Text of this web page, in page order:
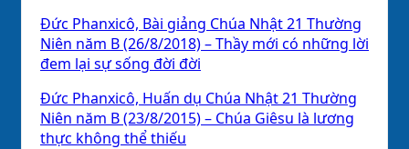
Đức Phanxicô, Bài giảng Chúa Nhật 21 Thường
Niên năm B (26/8/2018) – Thầy mới có những lời
đem lại sự sống đời đời
Đức Phanxicô, Huấn dụ Chúa Nhật 21 Thường
Niên năm B (23/8/2015) – Chúa Giêsu là lương
thực không thể thiếu